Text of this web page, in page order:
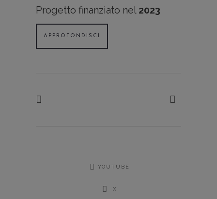
Progetto finanziato nel 2023
APPROFONDISCI
YOUTUBE
X